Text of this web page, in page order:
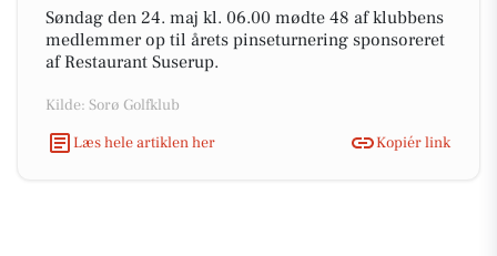
Søndag den 24. maj kl. 06.00 mødte 48 af klubbens
medlemmer op til årets pinseturnering sponsoreret
af Restaurant Suserup.
Kilde: Sorø Golfklub
Læs hele artiklen her
Kopiér link